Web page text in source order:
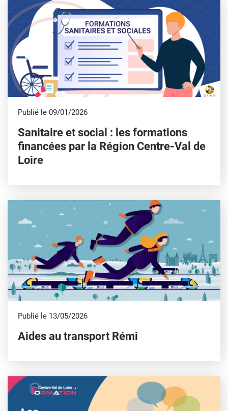
Publié le 09/01/2026
Sanitaire et social : les formations
financées par la Région Centre-Val de
Loire
Publié le 13/05/2026
Aides au transport Rémi